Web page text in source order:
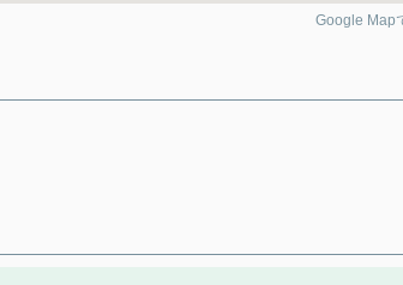
Google Map